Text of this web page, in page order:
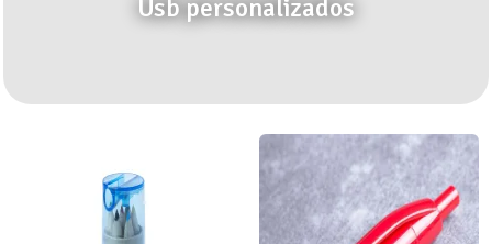
Usb personalizados